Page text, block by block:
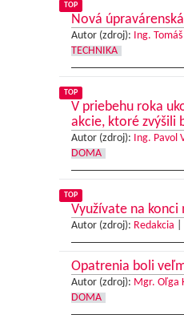
TOP
Nová
Autor (zdroj): Ing.
TECHNIKA
TOP
V priebehu roka
akcie, ktoré zvýšili
Autor (zdroj): Ing. Pavol
DOMA
TOP
Využívate na
Autor (zdroj): Redakcia
Opatrenia boli
Autor (zdroj): Mgr. Oľga
DOMA